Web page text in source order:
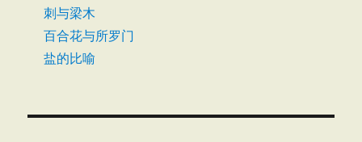
刺与梁木
百合花与所罗门
盐的比喻